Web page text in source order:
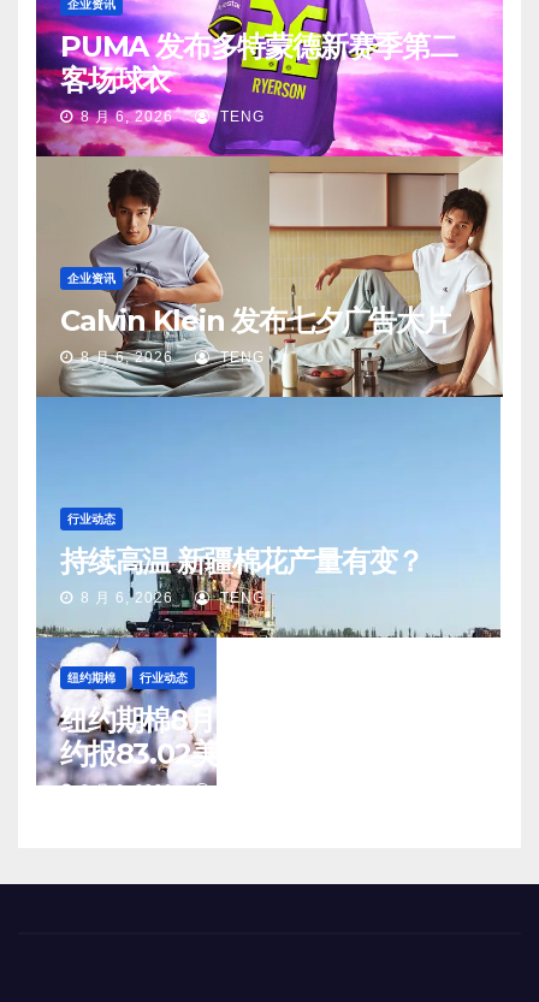
企业资讯
PUMA 发布多特蒙德新赛季第二
客场球衣
8 月 6, 2026 TENG
企业资讯
Calvin Klein 发布七夕广告大片
8 月 6, 2026 TENG
行业动态
持续高温 新疆棉花产量有变？
8 月 6, 2026 TENG
纽约期棉 行业动态
纽约期棉8月5日(周三)收涨12月合
约报83.02美分/磅
8 月 6, 2026 TENG